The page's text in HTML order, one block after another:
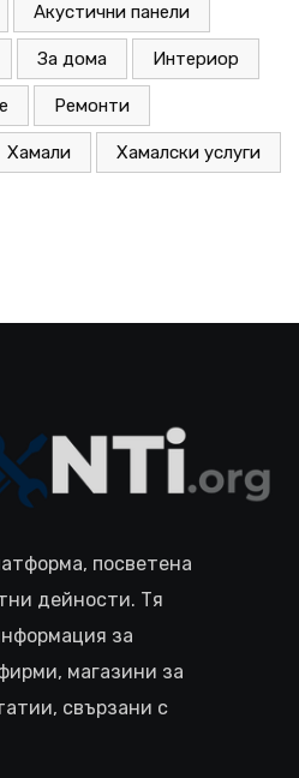
Акустични панели
За дома Интериор
Ремонти
Хамали Хамалски услуги
посветена
дейности. Тя
за
магазини за
свързани с